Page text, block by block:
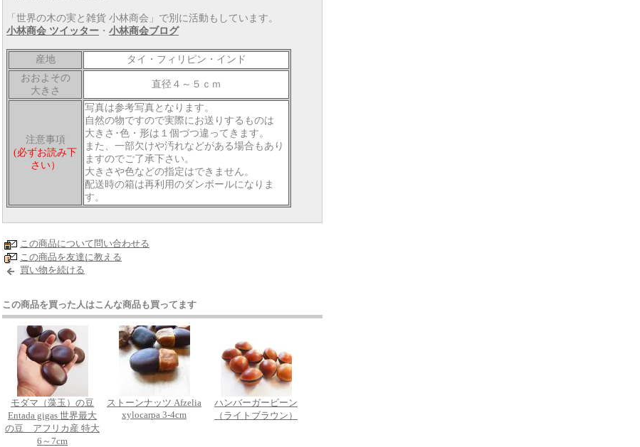
「世界の木の実と雑貨 小林商会」で別に活動もしています。
小林商会 ツイッター ・ 小林商会ブログ
産地
タイ・フィリピン・インド
おおよその
大きさ
直径４～５ｃｍ
注意事項
(必ずお読み下
さい）
写真は参考写真となります。
自然の物ですので実際にお送りするものは
大きさ･色・形は１個づつ違ってきます。
また、一部欠けや汚れなどがある場合もあり
ますのでご了承下さい。
大きさや色などの指定はできません。
配送時の箱は再利用のダンボールになりま
す。
この商品について問い合わせる
この商品を友達に教える
買い物を続ける
この商品を買った人はこんな商品も買ってます
モダマ（藻玉）の豆
Entada gigas 世界最大
の豆 アフリカ産 特大
6～7cm
ストーンナッツ Afzelia
xylocarpa 3-4cm
ハンバーガービーン
（ライトブラウン）